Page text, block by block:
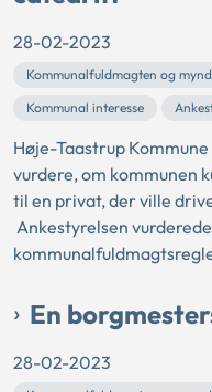
28-02-2023
Kommunalfuldmagten og
Kommunal interesse
Høje-Taastrup
vurdere, om kommunen
til en privat, der ville
Ankestyrelsen
En
28-02-2023